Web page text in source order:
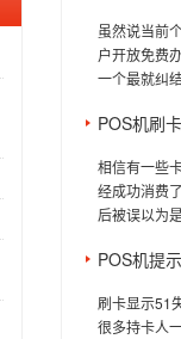
虽然说当前
户开放免费
一个最就纠
POS机刷
相信有一些
经成功消费
后被误以为
POS机提
刷卡显示51
很多持卡人